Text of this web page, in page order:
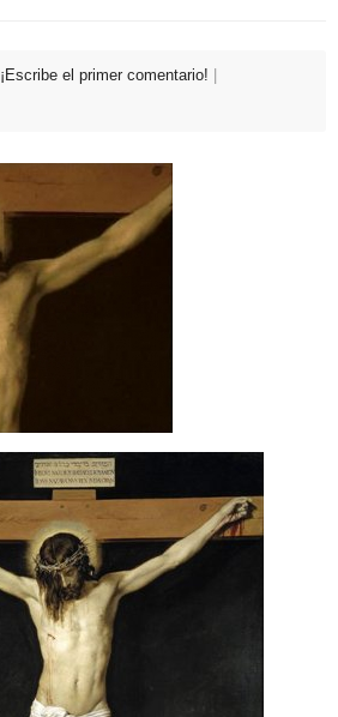
¡Escribe el primer comentario!